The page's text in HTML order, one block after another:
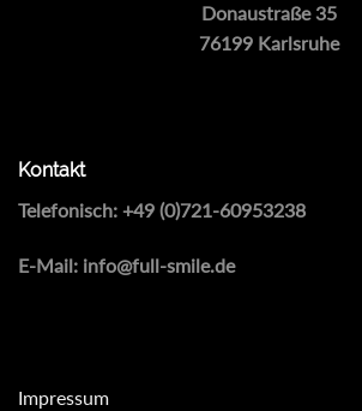
Donaustraße 35
76199 Karlsruhe
Kontakt
Telefonisch: +49 (0)721-60953238
E-Mail: info@full-smile.de
Impressum